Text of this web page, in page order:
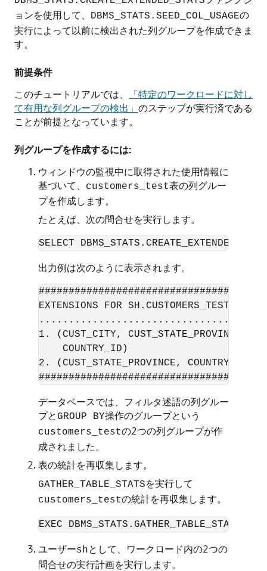
ョンを使用して、
DBMS_STATS.SEED_COL_USAGEの
実行によって以前に検出された列グループを作成できま
す。
前提条件
このチュートリアルでは、
「特定のワークロードに対し
て有用な列グループの検出」 のステップが実行済である
ことが前提となっています。
列グループを作成するには:
ウィンドウの監視中に取得された使用情報に
基づいて、
customers_test表の列グルー
プを作成します。
たとえば、次の問合せを実行します。
出力例は次のように表示されます。
EXTENSIONS FOR SH.CUSTOMERS_TEST
................................
1. (CUST_CITY, CUST_STATE_PROVINCE,
COUNTRY_ID)
2. (CUST_STATE_PROVINCE,
データベースでは、フィルタ述語の列グルー
プと GROUP BY操作のグループという
customers_testの2つの列グループが作
成されました。
表の統計を再収集します。
GATHER_TABLE_STATSを実行して
customers_testの統計を再収集します。
ユーザーshとして、ワークロード内の2つの
問合せの実行計画を実行します。